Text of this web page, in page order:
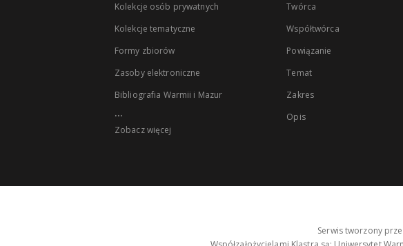
Kolekcje osób prywatnych
Kolekcje tematyczne
Formy zbiorów
Zasoby elektroniczne
Bibliografia Warmii i Mazur
...
Zobacz więcej
Twórca
Współtwórca
Powiązanie
Temat
Zakres
Opis
Serwis tworzony